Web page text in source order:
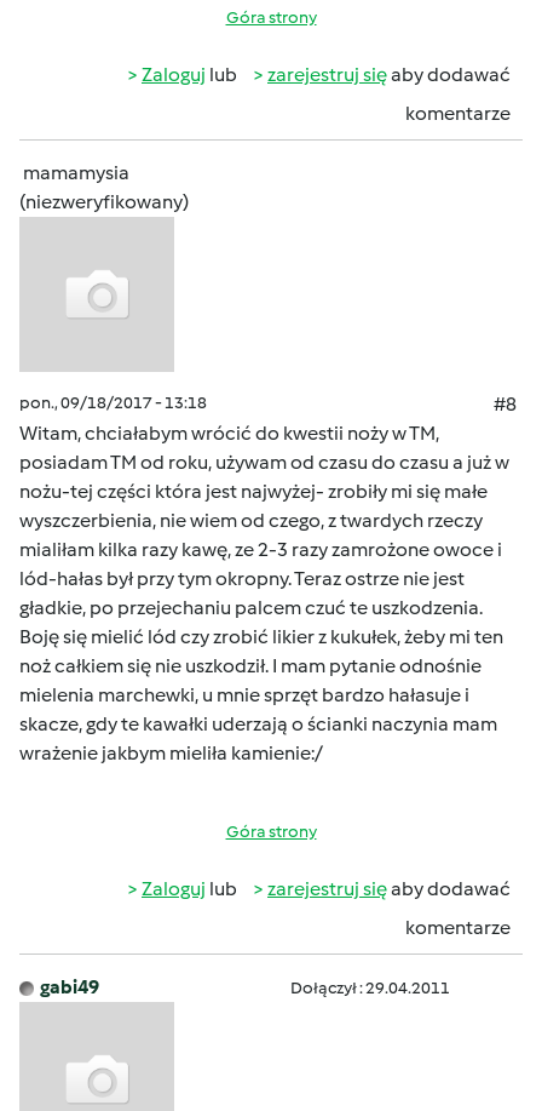
Góra strony
Zaloguj lub zarejestruj sięaby dodawać
komentarze
mamamysia
(niezweryfikowany)
pon., 09/18/2017 - 13:18
#8
Witam, chciałabym wrócić do kwestii noży w TM,
posiadam TM od roku, używam od czasu do czasu a już w
nożu-tej części która jest najwyżej- zrobiły mi się małe
wyszczerbienia, nie wiem od czego, z twardych rzeczy
mialiłam kilka razy kawę, ze 2-3 razy zamrożone owoce i
lód-hałas był przy tym okropny. Teraz ostrze nie jest
gładkie, po przejechaniu palcem czuć te uszkodzenia.
Boję się mielić lód czy zrobić likier z kukułek, żeby mi ten
noż całkiem się nie uszkodził. I mam pytanie odnośnie
mielenia marchewki, u mnie sprzęt bardzo hałasuje i
skacze, gdy te kawałki uderzają o ścianki naczynia mam
wrażenie jakbym mieliła kamienie:/
Góra strony
Zaloguj lub zarejestruj sięaby dodawać
komentarze
gabi49 Dołączył : 29.04.2011